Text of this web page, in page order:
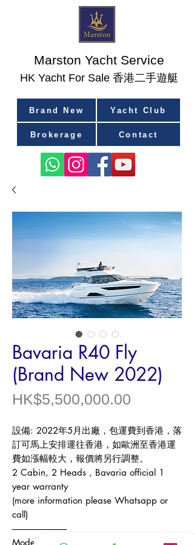
​HK Yacht For Sale 香港二手遊艇
Marston Yacht Service
Brand New Yacht Club
Brokerage Contact
Bavaria R40 Fly
(Brand New 2022)
HK$5,500,000.00
設備: 2022年5月出廠，包運費到香港，落
訂可馬上安排運往香港，如歐洲至香港運
費如漲幅較大，報價將另行調整。
2 Cabin, 2 Heads , Bavaria official 1
year warranty
(more information please Whatsapp or
call)
------------------------------
Model /
型號Bavaria R40 Fly